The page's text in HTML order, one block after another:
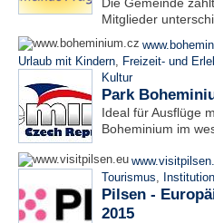
Mitglieder
Urlaub mit Kindern, Freizeit- und
Kultur
Park
Ideal für Ausflüge
Boheminium im
Tourismus,
Pilsen -
2015